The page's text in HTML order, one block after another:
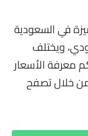
2025 بأسعار مميزة في السعودية
ويختلف
معرفة الأسعار
حول سيارات جيتور تي تو 2025 من خلال تصفح